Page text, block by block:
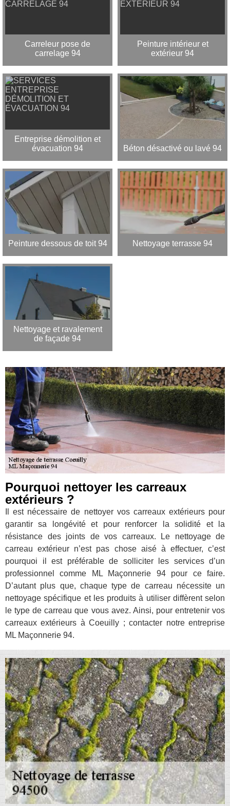
Carreleur pose de
carrelage 94
Peinture intérieur et
extérieur 94
Entreprise démolition et
évacuation 94
Béton désactivé ou lavé 94
Peinture dessous de toit 94 Nettoyage terrasse 94
Nettoyage et ravalement
de façade 94
Pourquoi nettoyer les carreaux
extérieurs ?
Il est nécessaire de nettoyer vos carreaux extérieurs pour
garantir sa longévité et pour renforcer la solidité et la
résistance des joints de vos carreaux. Le nettoyage de
carreau extérieur n’est pas chose aisé à effectuer, c’est
pourquoi il est préférable de solliciter les services d’un
professionnel comme ML Maçonnerie 94 pour ce faire.
D’autant plus que, chaque type de carreau nécessite un
nettoyage spécifique et les produits à utiliser diffèrent selon
le type de carreau que vous avez. Ainsi, pour entretenir vos
carreaux extérieurs à Coeuilly ; contacter notre entreprise
ML Maçonnerie 94.